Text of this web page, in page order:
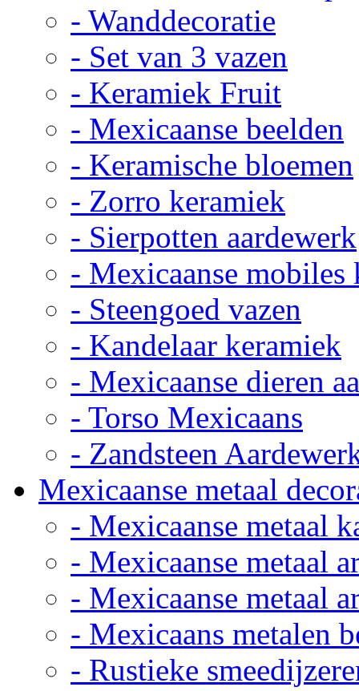
- Wanddecoratie
- Set van 3 vazen
- Keramiek Fruit
- Mexicaanse beelden
- Keramische bloemen
- Zorro keramiek
- Sierpotten aardewerk
- Mexicaanse mobiles
- Steengoed vazen
- Kandelaar keramiek
- Mexicaanse dieren
- Torso Mexicaans
- Zandsteen
Mexicaanse metaal
- Mexicaanse metaal
- Mexicaanse metaal
- Mexicaanse metaal
- Mexicaans metalen
- Rustieke